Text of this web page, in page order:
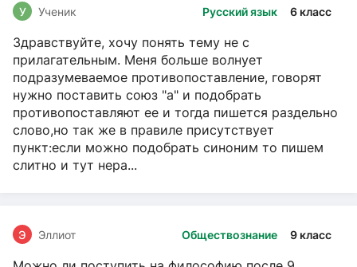
Русский язык 6 класс
У Ученик
Здравствуйте, хочу понять тему не с
прилагательным. Меня больше волнует
подразумеваемое противопоставление, говорят
нужно поставить союз "а" и подобрать
противопоставляют ее и тогда пишется раздельно
слово,но так же в правиле присутствует
пункт:если можно подобрать синоним то пишем
слитно и тут нера...
Обществознание 9 класс
Э Эллиот